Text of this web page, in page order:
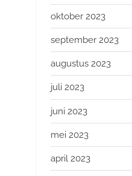
oktober 2023
september 2023
augustus 2023
juli 2023
juni 2023
mei 2023
april 2023